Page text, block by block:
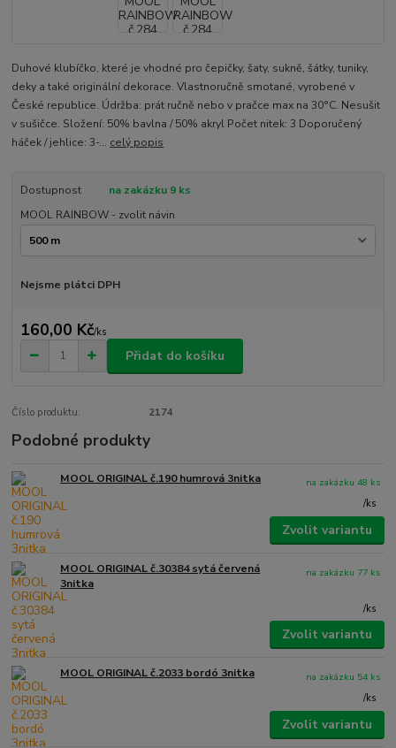
Duhové klubíčko, které je vhodné pro čepičky, šaty, sukně, šátky, tuniky,
deky a také originální dekorace. Vlastnoručně smotané, vyrobené v
České republice. Údržba: prát ručně nebo v pračce max na 30°C. Nesušit
v sušičce. Složení: 50% bavlna / 50% akryl Počet nitek: 3 Doporučený
háček / jehlice: 3-... celý popis
Dostupnost
na zakázku 9 ks
MOOL RAINBOW - zvolit návin
Nejsme plátci DPH
160,00 Kč/ks
Přidat do košíku
Číslo produktu: 2174
Podobné produkty
MOOL ORIGINAL č.190 humrová 3nitka
/ks
na zakázku 48 ks
Zvolit variantu
MOOL ORIGINAL č.30384 sytá červená
3nitka
/ks
na zakázku 77 ks
Zvolit variantu
MOOL ORIGINAL č.2033 bordó 3nitka
/ks
na zakázku 54 ks
Zvolit variantu